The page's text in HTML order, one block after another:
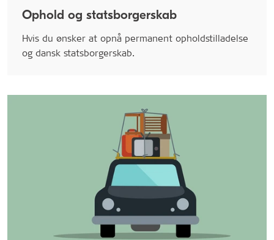
Ophold og statsborgerskab
Hvis du ønsker at opnå permanent opholdstilladelse
og dansk statsborgerskab.